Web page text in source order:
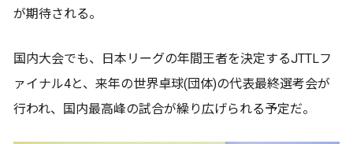
が期待される。
国内大会でも、日本リーグの年間王者を決定するJTTLフ
ァイナル4と、来年の世界卓球(団体)の代表最終選考会が
行われ、国内最高峰の試合が繰り広げられる予定だ。